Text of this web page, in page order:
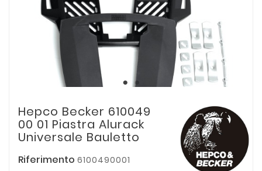
Hepco Becker 610049
00 01 Piastra Alurack
Universale Bauletto
Riferimento 6100490001